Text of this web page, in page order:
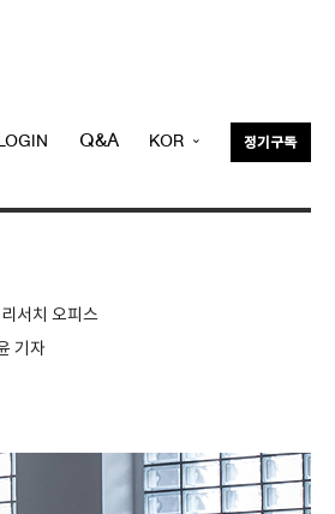
LOGIN Q&A KOR 정기구독
서치 오피스
기자